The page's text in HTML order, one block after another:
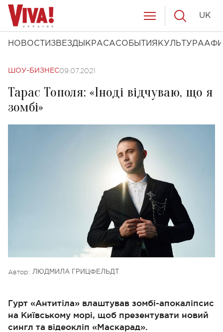
НОВОСТИ ЗВЕЗДЫ КРАСАСОБЫТИЯ КУЛЬТУРА
UK
ШОУ-БИЗНЕС09.07.2021
Тарас Тополя: «Іноді відчуваю, що я
зомбі»
Автор: ЛЮДМИЛА ГРИЦФЕЛЬДТ
Гурт «Антитіла» влаштував зомбі-апокаліпсис
на Київському морі, щоб презентувати новий
сингл та відеокліп «Маскарад».